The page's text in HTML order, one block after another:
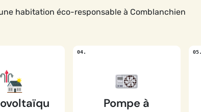
habitation éco-responsable à Comblanchien
Pompe à